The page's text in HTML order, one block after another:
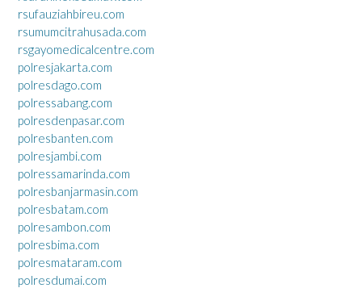
rsufauziahbireu.com
rsumumcitrahusada.com
rsgayomedicalcentre.com
polresjakarta.com
polresdago.com
polressabang.com
polresdenpasar.com
polresbanten.com
polresjambi.com
polressamarinda.com
polresbanjarmasin.com
polresbatam.com
polresambon.com
polresbima.com
polresmataram.com
polresdumai.com